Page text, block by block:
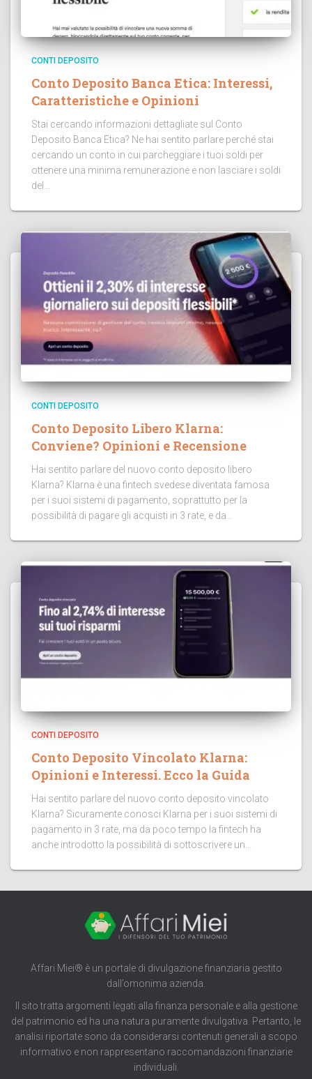
CONTI DEPOSITO
Conto Deposito Banca Etica: Interessi,
Caratteristiche e Opinioni
Stai cercando informazioni dettagliate sul Conto
Deposito Banca Etica? Ne hai sentito parlare perché stai
cercando un conto in cui parcheggiare i tuoi soldi per
ottenere una minima remunerazione e non lasciare i soldi
del...
CONTI DEPOSITO
Conto Deposito Libero Klarna:
Conviene? Opinioni e Recensione
Hai sentito parlare del nuovo conto deposito libero
Klarna? Klarna è una fintech svedese diventata famosa
per i suoi sistemi di pagamento, soprattutto per la
possibilità di pagare gli acquisti in 3 rate, e da...
CONTI DEPOSITO
Conto Deposito Vincolato Klarna:
Opinioni e Interessi. Ecco la Guida
Hai sentito parlare del nuovo conto deposito vincolato
Klarna? Sicuramente conosci Klarna per i suoi sistemi di
pagamento in 3 rate, ma da poco tempo la fintech ha
anche introdotto la possibilità di sottoscrivere un...
Affari Miei® è un portale di divulgazione finanziaria gestito
dall’omonima azienda.
Il sito tratta argomenti legati alla finanza personale e alla gestione
del patrimonio ed ha una natura puramente divulgativa. Pertanto, le
analisi riportate sono da considerarsi contenuti generali a scopo
informativo e non rappresentano raccomandazioni finanziarie
individuali.